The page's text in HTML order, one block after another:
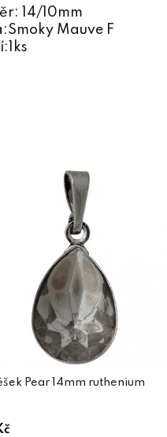
14/10mm
Mauve F
Pear 14mm ruthenium